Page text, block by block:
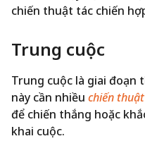
chiến thuật tác chiến
Trung cuộc
Trung cuộc là giai đoạn
này cần nhiều chiến
để chiến thắng hoặc
khai cuộc.